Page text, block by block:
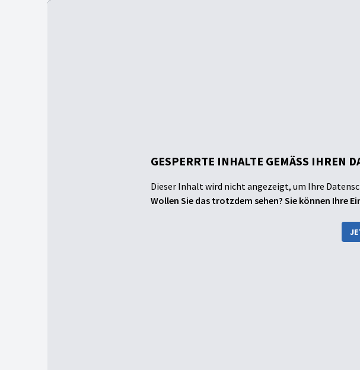
GESPERRTE INHALTE GEMÄSS IHREN
Dieser Inhalt wird nicht angezeigt, um Ihre
Wollen Sie das trotzdem sehen? Sie können Ihre